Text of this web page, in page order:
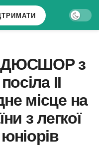
з
ІІ
місце на
з легкої